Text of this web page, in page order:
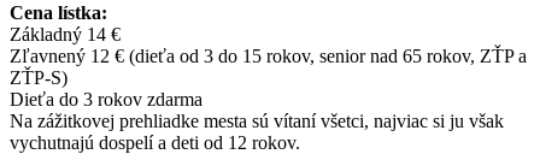
Cena lístka:
Základný 14 €
Zľavnený 12 € (dieťa od 3 do 15 rokov, senior nad 65 rokov, ZŤP a
ZŤP-S)
Dieťa do 3 rokov zdarma
Na zážitkovej prehliadke mesta sú vítaní všetci, najviac si ju však
vychutnajú dospelí a deti od 12 rokov.